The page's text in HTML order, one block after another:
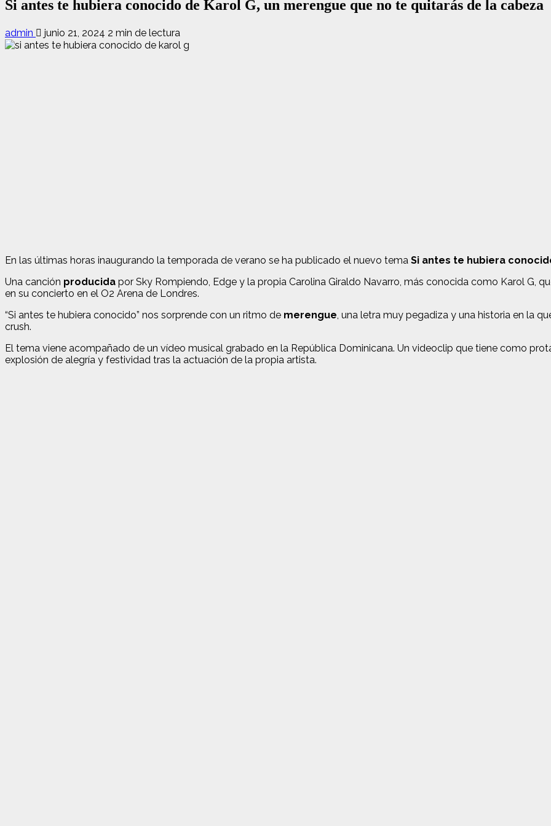
Si antes te hubiera conocido de Karol G, un merengue que no te quitarás de la cabeza
admin junio 21, 2024 2 min de lectura
En las últimas horas inaugurando la temporada de verano se ha publicado el nuevo tema Si antes te hubiera
Una canción producida por Sky Rompiendo, Edge y la propia Carolina Giraldo Navarro, más conocida como Karol G,
en su concierto en el O2 Arena de Londres.
“Si antes te hubiera conocido” nos sorprende con un ritmo de merengue, una letra muy pegadiza y una historia en la
crush.
El tema viene acompañado de un vídeo musical grabado en la República Dominicana. Un videoclip que tiene como
explosión de alegría y festividad tras la actuación de la propia artista.